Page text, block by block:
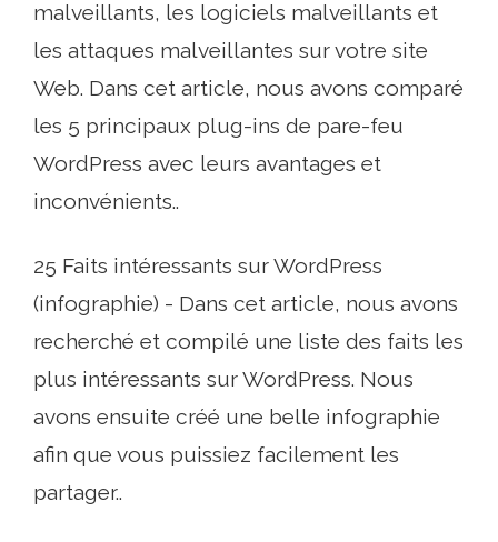
malveillants, les logiciels malveillants et
les attaques malveillantes sur votre site
Web. Dans cet article, nous avons comparé
les 5 principaux plug-ins de pare-feu
WordPress avec leurs avantages et
inconvénients..
25 Faits intéressants sur WordPress
(infographie) - Dans cet article, nous avons
recherché et compilé une liste des faits les
plus intéressants sur WordPress. Nous
avons ensuite créé une belle infographie
afin que vous puissiez facilement les
partager..